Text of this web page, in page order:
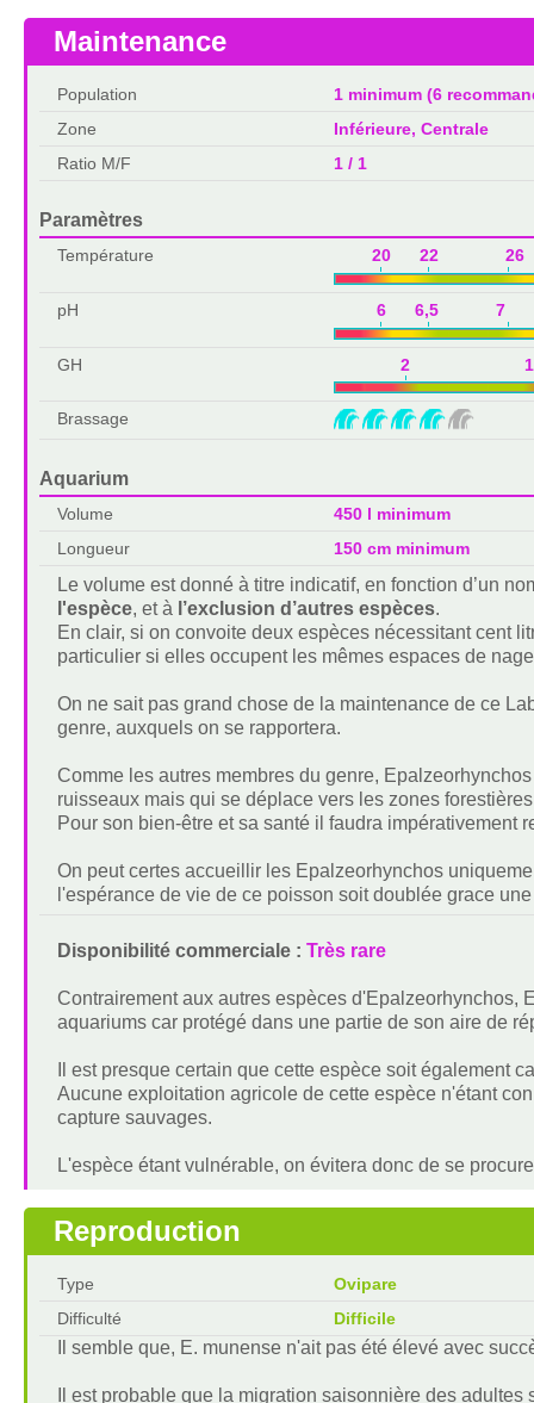
Maintenance
Population
1 minimum (6
Zone
Inférieure, Centrale
Ratio M/F
1 / 1
Paramètres
Température 20 22 26
pH 6 6,5 7
GH 2
Brassage
Aquarium
Volume
450 l minimum
Longueur
150 cm minimum
Le volume est donné à titre indicatif, en fonction d’un
l'espèce, et à l’exclusion d’autres espèces.
En clair, si on convoite deux espèces nécessitant cent
particulier si elles occupent les mêmes espaces de
On ne sait pas grand chose de la maintenance de ce
genre, auxquels on se rapportera.
Comme les autres membres du genre,
ruisseaux mais qui se déplace vers les zones
Pour son bien-être et sa santé il faudra
On peut certes accueillir les Epalzeorhynchos
l'espérance de vie de ce poisson soit doublée grace
Disponibilité commerciale : Très rare
Contrairement aux autres espèces d'Epalzeorhynchos,
aquariums car protégé dans une partie de son aire de
Il est presque certain que cette espèce soit également
Aucune exploitation agricole de cette espèce n'étant
capture sauvages.
L'espèce étant vulnérable, on évitera donc de se
Reproduction
Type
Ovipare
Difficulté
Difficile
Il semble que, E. munense n'ait pas été élevé avec
Il est probable que la migration saisonnière des adultes